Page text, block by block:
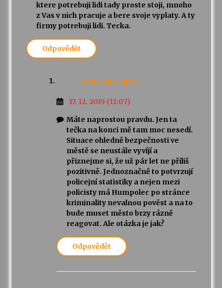
ktere potrebuji lidi tady proste stoji, mnoho
z Vas v nich pracuje a bere svoje vyplaty. A ty
firmy potrebuji lidi. Tecka.
Odpovědět
Anonym napsal:
17. 12. 2019 (11:07)
Máte naprostou pravdu. Jen ta
tečka na konci mě tam moc nesedí.
Situace ohledně bezpečnosti ve
městě se neustále vyvíjí a
přiznejme si, že už pár let ne příliš
pozitivně. Jednoznačně to potvrzují
policejní statistiky a nejen mezi
policisty má Humpolec po stránce
kriminality nevalnou pověst a na to
bude muset město brzy rázně
reagovat. Ale otázka je jak?
Odpovědět